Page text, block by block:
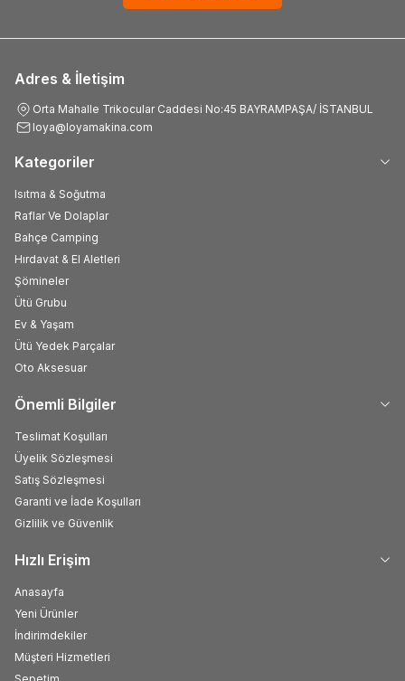
Adres & İletişim
Orta Mahalle Trikocular Caddesi No:45 BAYRAMPAŞA/ İSTANBUL
loya@loyamakina.com
Kategoriler
Isıtma & Soğutma
Raflar Ve Dolaplar
Bahçe Camping
Hırdavat & El Aletleri
Şömineler
Ütü Grubu
Ev & Yaşam
Ütü Yedek Parçalar
Oto Aksesuar
Önemli Bilgiler
Teslimat Koşulları
Üyelik Sözleşmesi
Satış Sözleşmesi
Garanti ve İade Koşulları
Gizlilik ve Güvenlik
Hızlı Erişim
Anasayfa
Yeni Ürünler
İndirimdekiler
Müşteri Hizmetleri